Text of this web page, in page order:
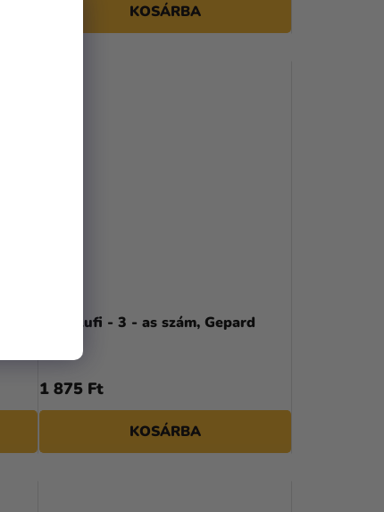
KOSÁRBA
Fólia lufi - 3 - as szám, Gepard
1 875 Ft
KOSÁRBA